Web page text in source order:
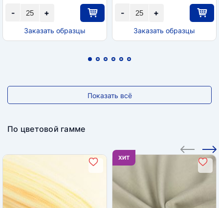
+
-
Заказать образцы
+
-
Заказать образцы
Показать всё
По цветовой гамме
ХИТ